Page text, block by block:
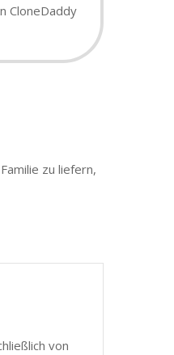
CloneDaddy
zu liefern,
von